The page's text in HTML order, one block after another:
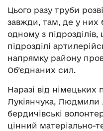
Цього разу труби
завжди, там, де у них
одному з підрозділів,
підрозділі
напрямку району
Об’єднаних сил.
Наразі від німецьких
Лукіянчука,
бердичівські
цінний матеріально-